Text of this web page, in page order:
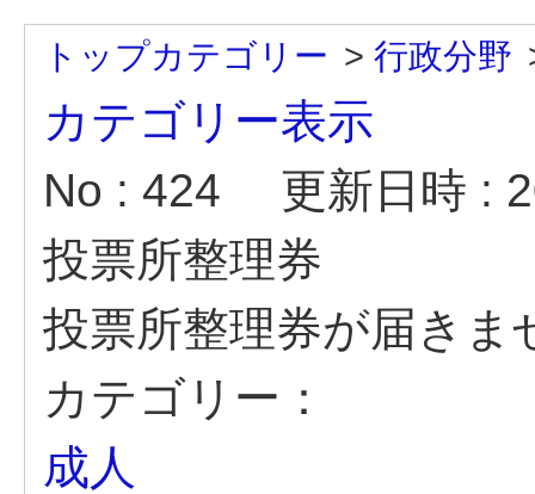
トップカテゴリー > 行政分野
カテゴリー表示
No : 424
更新日時 :
投票所整理券
投票所整理券が届き
カテゴリー：
成人